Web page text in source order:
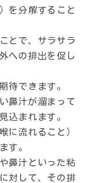
を分解すること
とで、サラサラ
への排出を促し
待できます。
鼻汁が溜まって
込まれます。
に流れること）
す。
鼻汁といった粘
対して、その排